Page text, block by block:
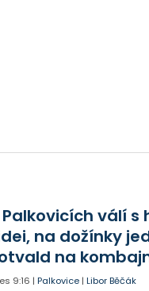
Palkovicích válí s
na dožínky
na
9:16 |Palkovice |Libor Běčák